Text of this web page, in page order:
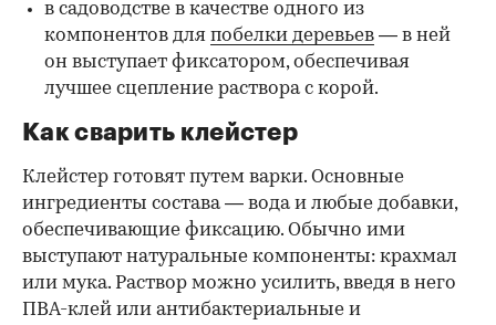
в садоводстве в качестве одного из
компонентов для побелки деревьев — в ней
он выступает фиксатором, обеспечивая
лучшее сцепление раствора с корой.
Как сварить клейстер
Клейстер готовят путем варки. Основные
ингредиенты состава — вода и любые добавки,
обеспечивающие фиксацию. Обычно ими
выступают натуральные компоненты: крахмал
или мука. Раствор можно усилить, введя в него
ПВА-клей или антибактериальные и